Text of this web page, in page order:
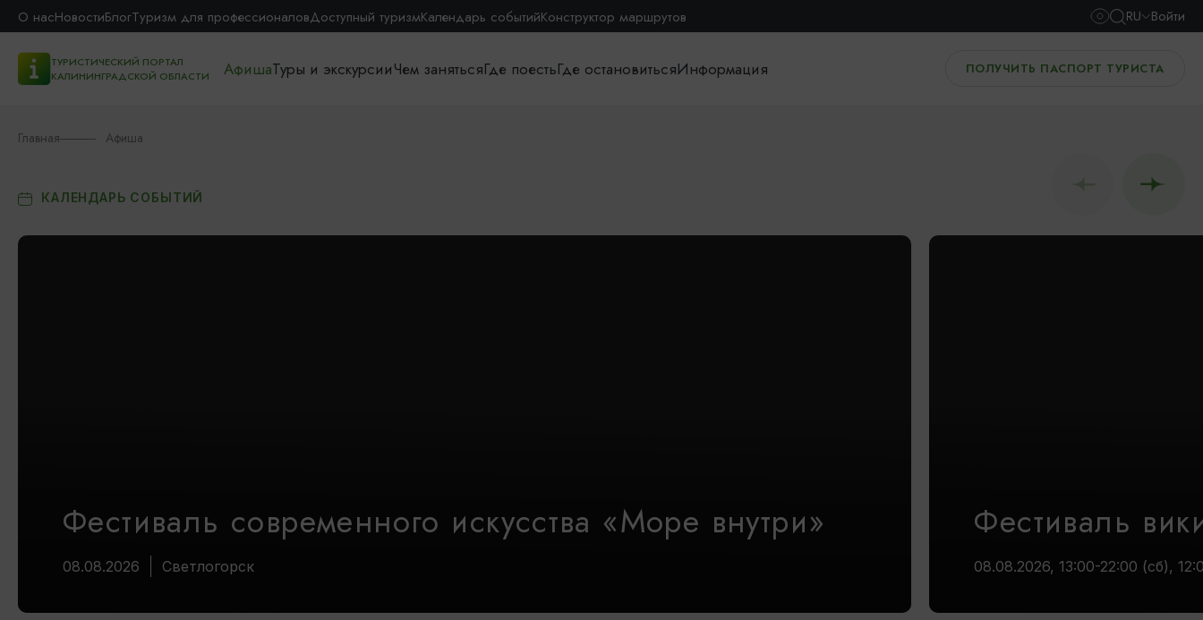
О насНовостиБлогТуризм для профессионаловДоступный туризмКалендарь событийКонструктор маршрутов RU Войти
ТУРИСТИЧЕСКИЙ ПОРТАЛ
КАЛИНИНГРАДСКОЙ ОБЛАСТИ
АфишаТуры и экскурсииЧем занятьсяГде поестьГде остановитьсяИнформация ПОЛУЧИТЬ ПАСПОРТ ТУРИСТА
Главная Афиша
КАЛЕНДАРЬ СОБЫТИЙ
Фестиваль современного искусства «Море внутри»
08.08.2026 Светлогорск
Фестиваль
08.08.2026, 13:00-22:00 (сб),